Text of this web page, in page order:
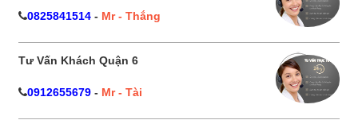
0825841514 - Mr - Thắng
Tư Vấn Khách Quận 6
0912655679 - Mr - Tài